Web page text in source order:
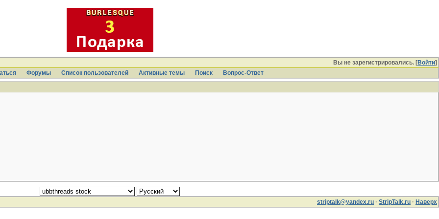
Вы не зарегистрировались. [Войти]
Форумы Список пользователей Активные темы Поиcк Вопрос-Ответ
striptalk@yandex.ru · StripTalk.ru · Наверх